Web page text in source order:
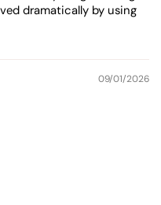
dramatically by using
09/01/2026